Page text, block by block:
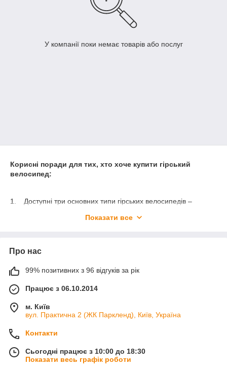
У компанії поки немає товарів або послуг
Корисні поради для тих, хто хоче купити гірський
велосипед:
1.
Доступні три основних типи гірських велосипедів –
спереду) і повною підвіскою (з передніми і задніми
2.
Сталь, алюміній або вуглець? Матеріал рами визначає
вартість велосипеда і деякі його характеристики. Сталь,
наприклад, дуже вибагливий. Вона буде терпіти будь-яке
нехтування відходом, доки ви не дозволяєте їй іржавіти.
Алюміній у наш час домінує. Він досить міцний і ударостійкий,
але вимагає більш ретельного догляду, ніж сталь і має
обмежений термін служби. Слід проводити діагностику раз на
рама з нього дуже легка і вона відмінно підійде, якщо ви
поїздках по хорошим дорогам.
Необхідно особливу увагу приділити амортизацію вилки,
Показати все
Про нас
99% позитивних з 96 відгуків за рік
Працює з 06.10.2014
м. Київ
вул. Практична 2 (ЖК Паркленд), Київ, Україна
Контакти
Сьогодні працює з 10:00 до 18:30
Показати весь графік роботи